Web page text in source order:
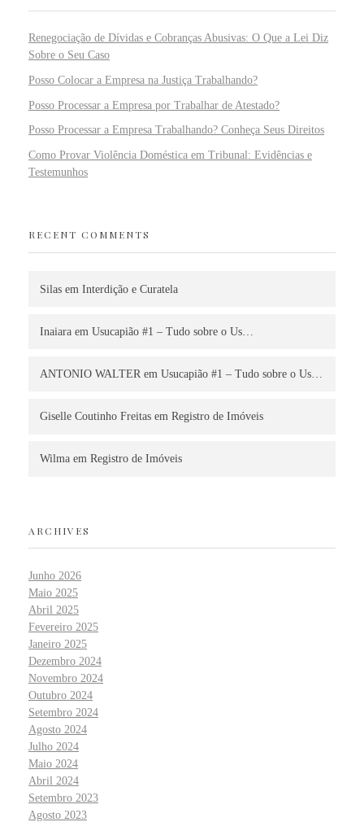
Renegociação de Dívidas e Cobranças Abusivas: O Que a Lei Diz
Sobre o Seu Caso
Posso Colocar a Empresa na Justiça Trabalhando?
Posso Processar a Empresa por Trabalhar de Atestado?
Posso Processar a Empresa Trabalhando? Conheça Seus Direitos
Como Provar Violência Doméstica em Tribunal: Evidências e
Testemunhos
RECENT COMMENTS
Silas em Interdição e Curatela
Inaiara em Usucapião #1 – Tudo sobre o Us…
ANTONIO WALTER em Usucapião #1 – Tudo sobre o Us…
Giselle Coutinho Freitas em Registro de Imóveis
Wilma em Registro de Imóveis
ARCHIVES
Junho 2026
Maio 2025
Abril 2025
Fevereiro 2025
Janeiro 2025
Dezembro 2024
Novembro 2024
Outubro 2024
Setembro 2024
Agosto 2024
Julho 2024
Maio 2024
Abril 2024
Setembro 2023
Agosto 2023